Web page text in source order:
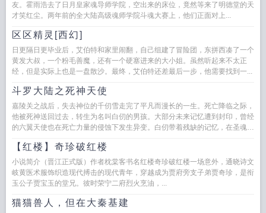
友。霍雨浩去了日月皇家魂导师学院，空出来的床位，竟然等来了明德堂的天
才笑红尘。两年前的全大陆高级魂师学院斗魂大赛上，他们正面对上...
区区精灵[西幻]
日更隔日更毕业后，艾伯特和家里闹翻，自己组建了冒险团，东拼西凑了一个
黄发大叔，一个粉毛善魔，还有一个硬塞进来的大小姐。虽然听起来不太正
经，但是实际上也是一盘散沙。最终，艾伯特还差最后一步，他需要找到一...
斗罗大陆之死神天使
嘉陵关之战后，失去神位的千仞雪走完了平凡而漫长的一生。死亡降临之际，
他被死神送回过去，转生为名叫白仞的男孩。大部分未来记忆遭到封印，曾经
的六翼天使也在死亡力量的侵蚀下发生异变。白仞带着残缺的记忆，在圣魂村
【红楼】奇珍破红楼
小说简介（晋江正式版）作者枕棠客书名红楼奇珍破红楼一场意外，通晓诗文
岐黄医术服饰织造现代搏击的现代青年，穿越成为贾府旁支子弟贾奇珍，是衔
玉公子贾宝玉的堂兄。彼时荣宁二府烈火烹油，...
猫猫兽人，但在大秦基建